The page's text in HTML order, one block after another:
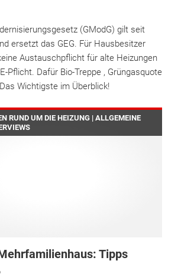
(GModG) gilt seit
ersetzt das GEG. Für Hausbesitzer
Austauschpflicht für alte Heizungen
Pflicht. Dafür Bio-Treppe , Grüngasquote
Wichtigste im Überblick!
RUND UM DIE HEIZUNG | ALLGEMEINE
Tipps